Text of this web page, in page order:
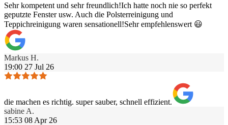
Sehr kompetent und sehr freundlich!Ich hatte noch nie so perfekt
geputzte Fenster usw. Auch die Polsterreinigung und
Teppichreinigung waren sensationell!Sehr empfehlenswert 😃
Markus H.
19:00 27 Jul 26
die machen es richtig. super sauber, schnell effizient.
sabine A.
15:53 08 Apr 26